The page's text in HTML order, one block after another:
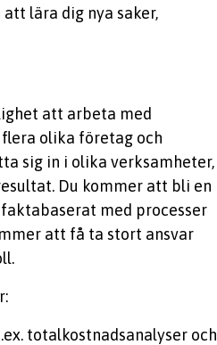
att lära dig nya saker,
att arbeta med
olika företag och
sig in i olika verksamheter,
Du kommer att bli en
med processer
att få ta stort ansvar
totalkostnadsanalyser och